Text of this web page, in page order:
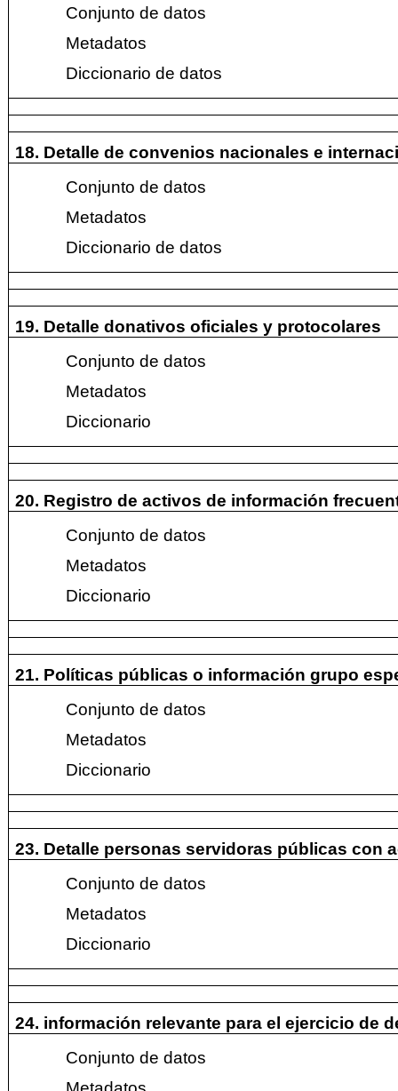
Conjunto de datos
Metadatos
Diccionario de datos
18. Detalle de convenios nacionales e
Conjunto de datos
Metadatos
Diccionario de datos
19. Detalle donativos oficiales y protocolares
Conjunto de datos
Metadatos
Diccionario
20. Registro de activos de información
Conjunto de datos
Metadatos
Diccionario
21. Políticas públicas o información grupo
Conjunto de datos
Metadatos
Diccionario
23. Detalle personas servidoras públicas con
Conjunto de datos
Metadatos
Diccionario
24. información relevante para el ejercicio de
Conjunto de datos